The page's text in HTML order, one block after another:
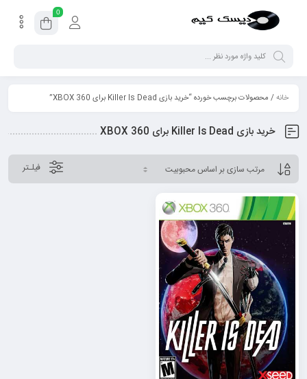
0
خانه/ محصولات برچسب خورده “خرید بازی Killer Is Dead برای XBOX 360”
خرید بازی Killer Is Dead برای XBOX 360
فیلـتر